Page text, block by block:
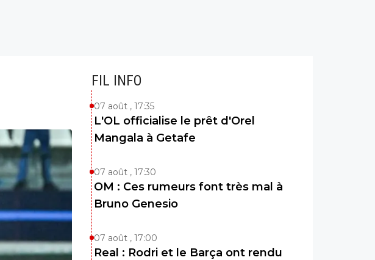
FIL INFO
07 août , 17:35
L'OL officialise le prêt d'Orel
Mangala à Getafe
07 août , 17:30
OM : Ces rumeurs font très mal à
Bruno Genesio
07 août , 17:00
Real : Rodri et le Barça ont rendu